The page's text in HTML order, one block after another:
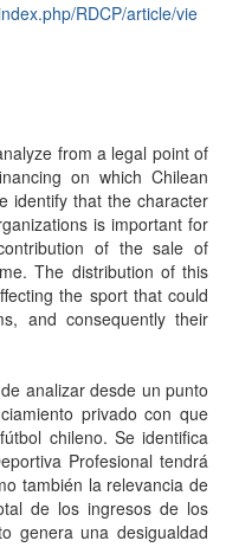
RDCP/article/vie
from a legal point of
on which Chilean
identify that the character
is important for
of the sale of
The distribution of this
the sport that could
and consequently their
analizar desde un punto
privado con que
chileno. Se identifica
Profesional tendrá
también la relevancia de
de los ingresos de los
genera una desigualdad